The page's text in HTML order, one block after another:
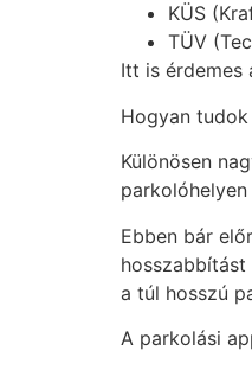
KÜS
TÜV
Itt is érdemes
Hogyan
Különösen
Ebben bár
a túl hosszú
A parkolási